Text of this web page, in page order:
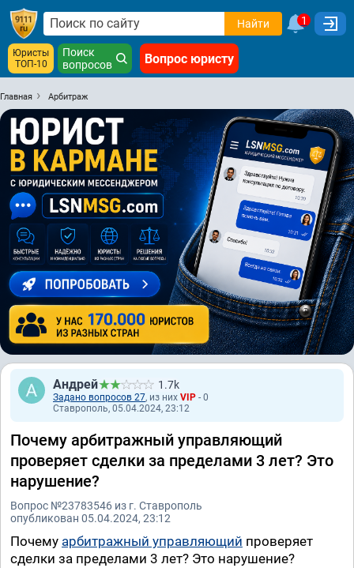
Найти 1
Юристы
ТОП-10
Поиск
вопросов
Вопрос юристу
Главная Арбитраж
Андрей 1.7k
Задано вопросов 27, из них VIP - 0
Ставрополь, 05.04.2024, 23:12
Почему арбитражный управляющий
проверяет сделки за пределами 3 лет? Это
нарушение?
Вопрос №23783546 из г. Ставрополь
опубликован 05.04.2024, 23:12
Почему арбитражный управляющий проверяет
сделки за пределами 3 лет? Это нарушение?